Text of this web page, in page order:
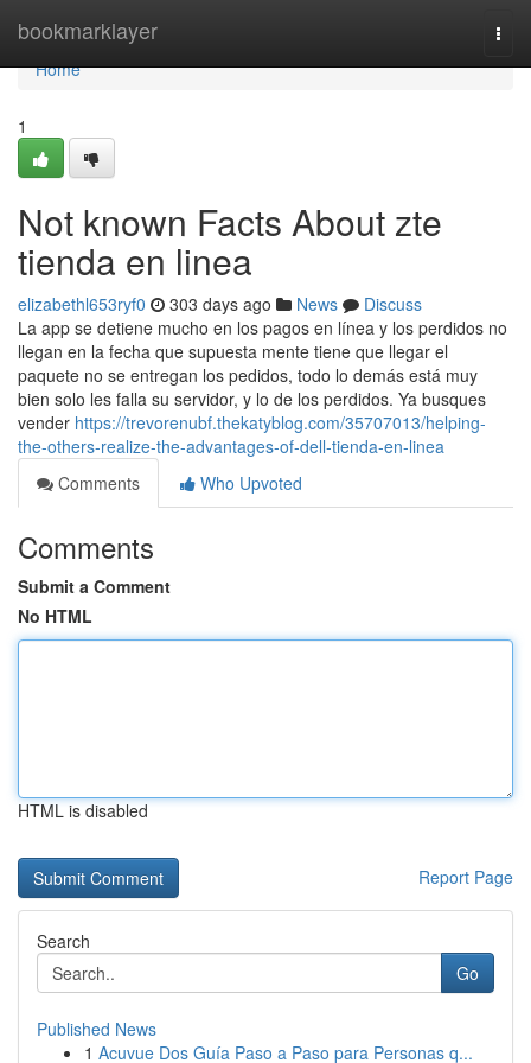
bookmarklayer
Home
Home
1
Not known Facts About zte
tienda en linea
elizabethl653ryf0 303 days ago News
Discuss
La app se detiene mucho en los pagos en línea y los perdidos no
llegan en la fecha que supuesta mente tiene que llegar el
paquete no se entregan los pedidos, todo lo demás está muy
bien solo les falla su servidor, y lo de los perdidos. Ya busques
vender https://trevorenubf.thekatyblog.com/35707013/helping-
the-others-realize-the-advantages-of-dell-tienda-en-linea
Comments
Who Upvoted
Comments
Submit a Comment
No HTML
HTML is disabled
Report Page
Search
Go
Published News
1 Acuvue Dos Guía Paso a Paso para Personas q...